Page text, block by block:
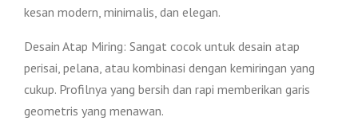
kesan modern, minimalis, dan elegan.
Desain Atap Miring: Sangat cocok untuk desain atap
perisai, pelana, atau kombinasi dengan kemiringan yang
cukup. Profilnya yang bersih dan rapi memberikan garis
geometris yang menawan.